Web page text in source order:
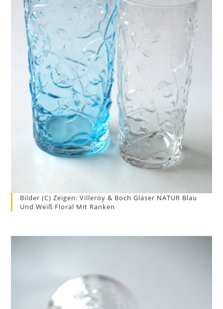
Bilder (c) Zeigen: Villeroy & Boch Gläser NATUR Blau
Und Weiß Floral Mit Ranken